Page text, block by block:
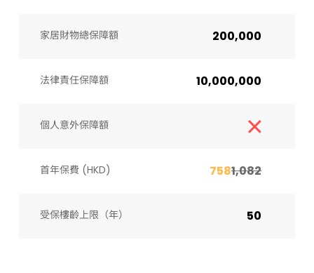
家居財物總保障額 200,000
法律責任保障額 10,000,000
個人意外保障額
首年保費 (HKD) 7581,082
受保樓齡上限（年）​ 50